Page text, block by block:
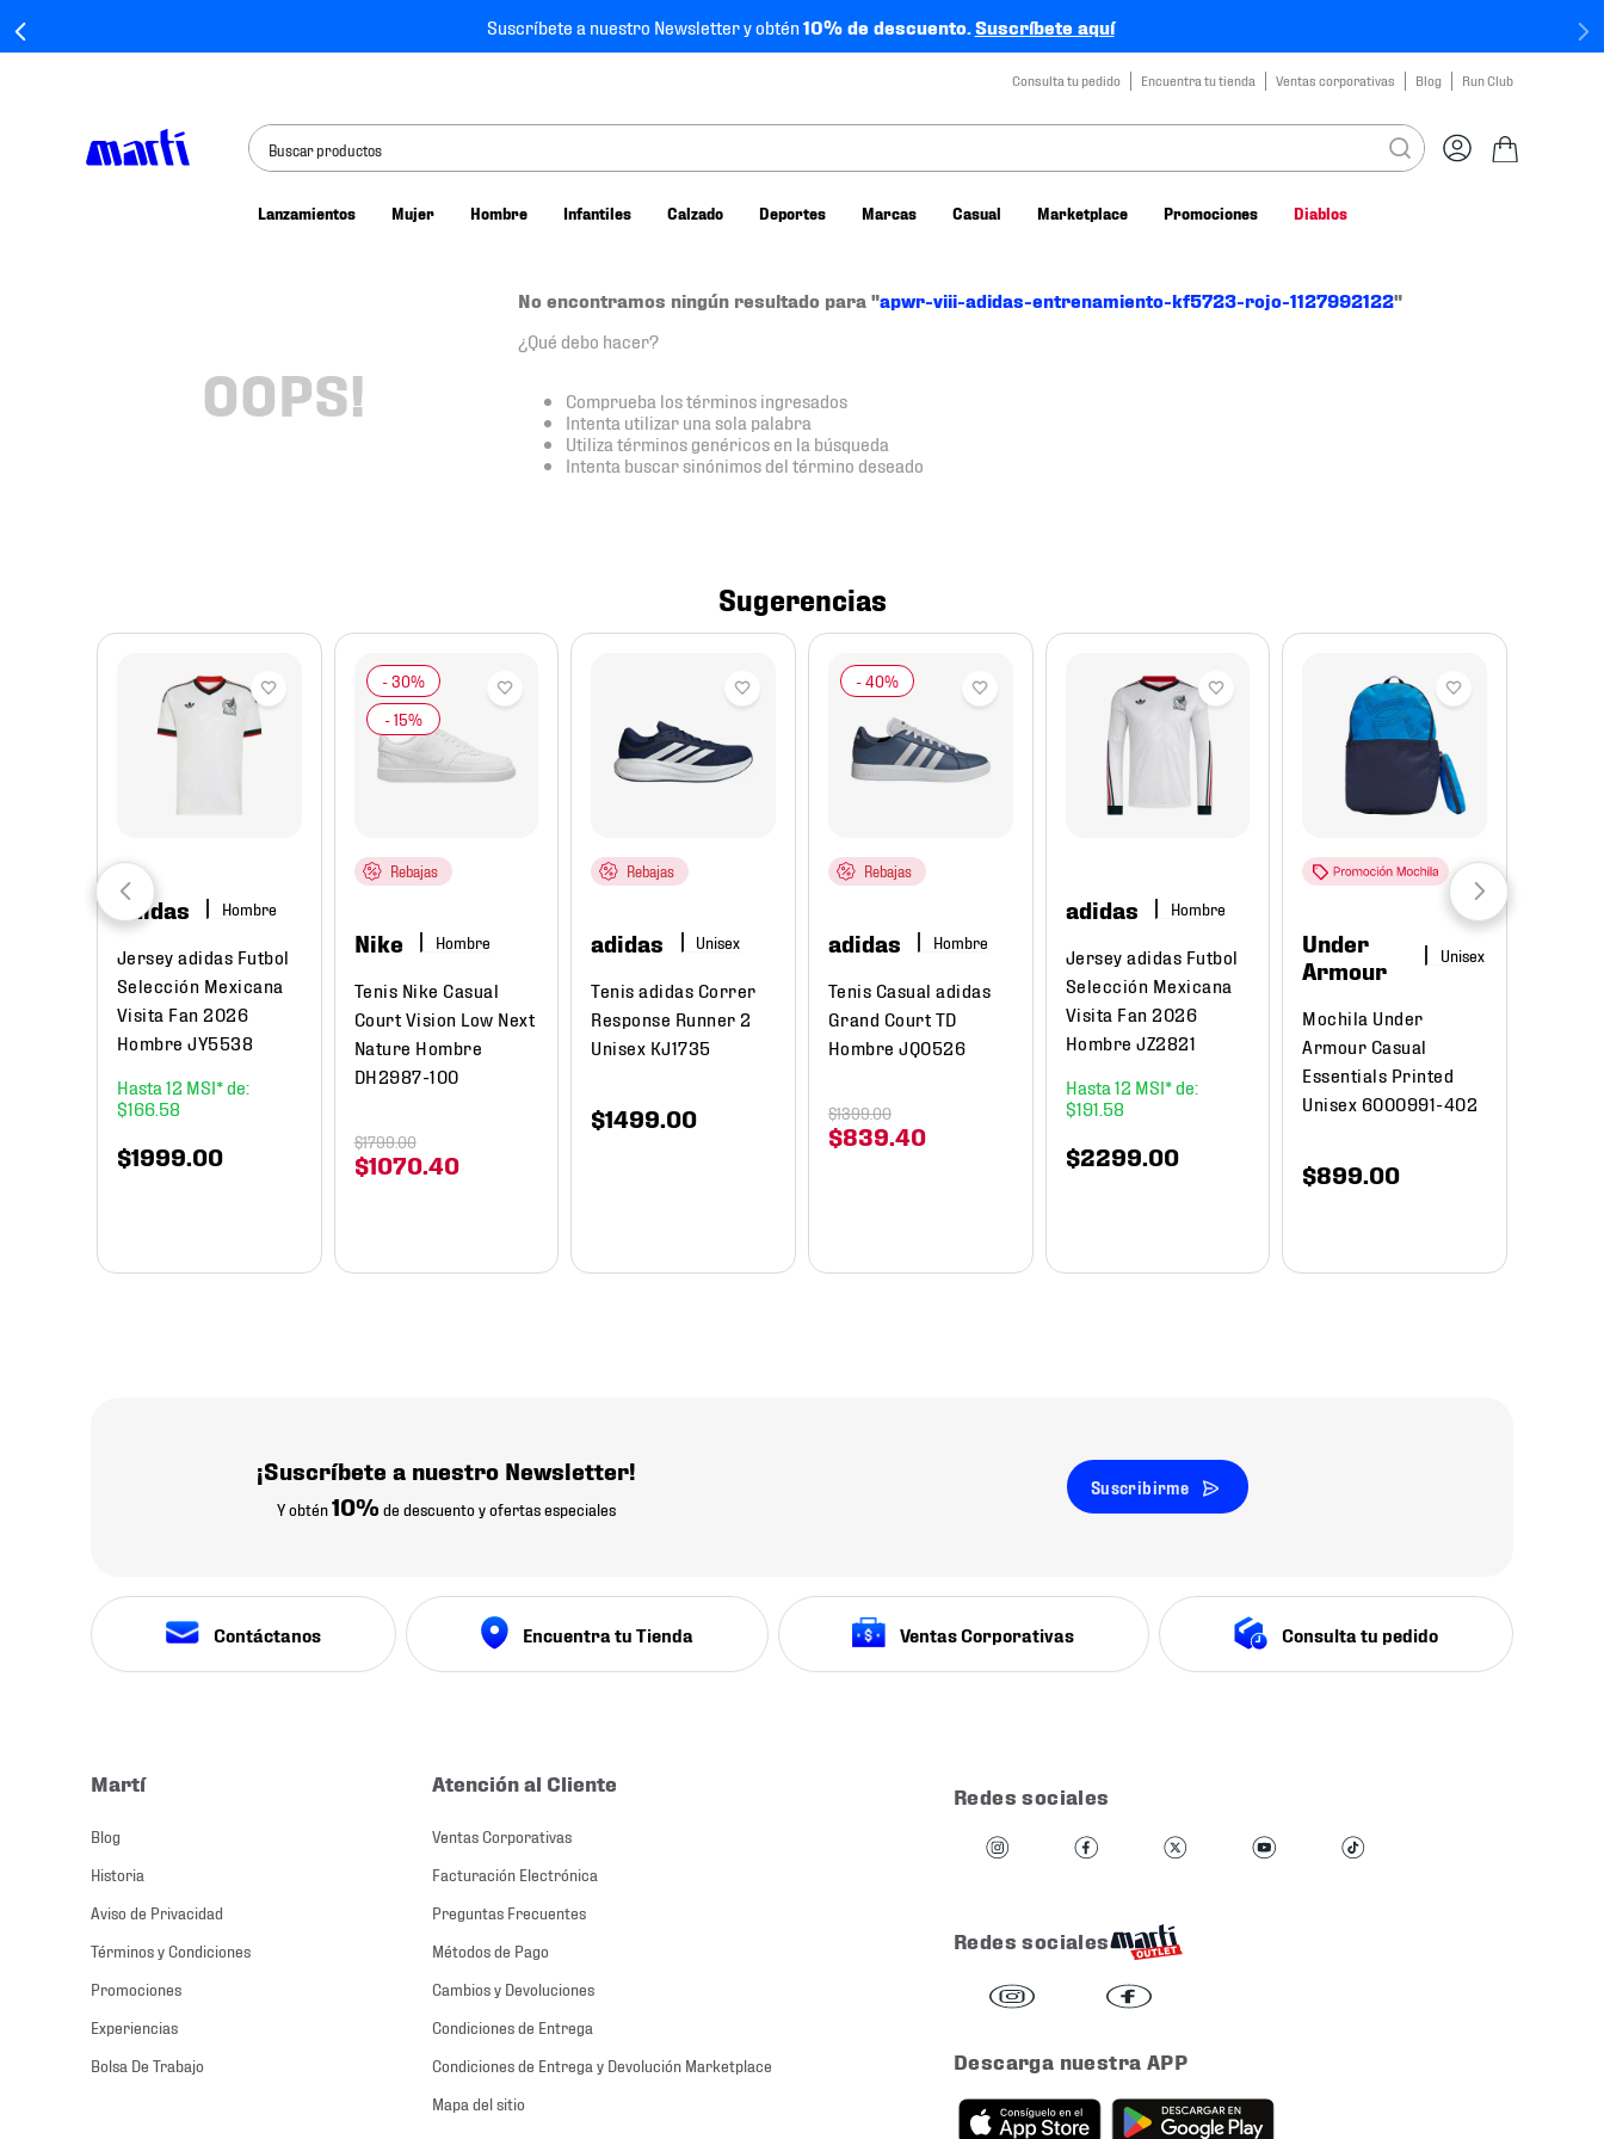
Suscríbete a nuestro Newsletter y obtén10% de descuento.Suscríbete aquí
Consulta tu pedido Encuentra tu tienda Ventas corporativas Blog Run Club
Buscar productos
Lanzamientos Mujer Hombre Infantiles Calzado Deportes Marcas Casual Marketplace Promociones Diablos
OOPS!
No encontramos ningún resultado para "apwr-viii-adidas-entrenamiento-kf5723-rojo-1127992122"
¿Qué debo hacer?
Comprueba los términos ingresados
Intenta utilizar una sola palabra
Utiliza términos genéricos en la búsqueda
Intenta buscar sinónimos del término deseado
Sugerencias
adidas Hombre
Jersey adidas Futbol
Selección Mexicana
Visita Fan 2026
Hombre JY5538
12
$166. 58
$1999 00
Rebajas
Nike Hombre
Tenis Nike Casual
Court Vision Low Next
Nature Hombre
DH2987-100
$1070. 40
$1799.00
Rebajas
adidas
Tenis adidas Correr
Response Runner 2
Unisex KJ1735
$1499 00
Rebajas
adidas Hombre
Tenis Casual adidas
Grand Court TD
Hombre JQ0526
$839 40
$1399.00
adidas Hombre
Jersey adidas Futbol
Selección Mexicana
Visita Fan 2026
Hombre JZ2821
12
$191 58
$2299 00
Under
Armour
Mochila Under
Armour Casual
Essentials Printed
Unisex 6000991-402
$899 00
¡Suscríbete a nuestro Newsletter!
Y obtén10% de descuento y ofertas especiales
Suscribirme
Contáctanos Encuentra tu Tienda Ventas Corporativas Consulta tu pedido
Martí
Blog
Historia
Aviso de Privacidad
Términos y Condiciones
Promociones
Experiencias
Bolsa De Trabajo
Atención al Cliente
Ventas Corporativas
Facturación Electrónica
Preguntas Frecuentes
Métodos de Pago
Cambios y Devoluciones
Condiciones de Entrega
Condiciones de Entrega y Devolución Marketplace
Mapa del sitio
Redes sociales
Redes sociales
Descarga nuestra APP
tenis nike